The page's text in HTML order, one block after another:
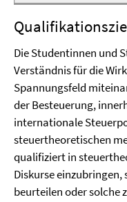
Die Studentinnen und
Verständnis für die
Spannungsfeld
der Besteuerung,
internationale
steuertheoretischen
qualifiziert in
Diskurse
beurteilen oder solche